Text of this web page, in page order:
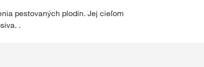
pestovaných plodín. Jej cieľom
.